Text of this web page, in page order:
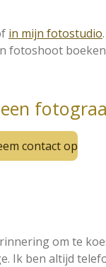
in mijn fotostudio
fotoshoot
contact op
om te
Ik ben altijd